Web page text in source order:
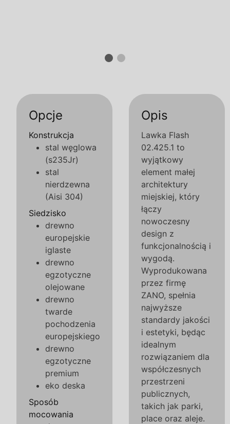
Opcje
Konstrukcja
stal węglowa
(s235Jr)
stal
nierdzewna
(Aisi 304)
Siedzisko
drewno
europejskie
iglaste
drewno
egzotyczne
olejowane
drewno
twarde
pochodzenia
europejskiego
drewno
egzotyczne
premium
eko deska
Sposób
mocowania
Opis
Lawka Flash
02.425.1 to
wyjątkowy
element małej
architektury
miejskiej, który
łączy
nowoczesny
design z
funkcjonalnością i
wygodą.
Wyprodukowana
przez firmę
ZANO, spełnia
najwyższe
standardy jakości
i estetyki, będąc
idealnym
rozwiązaniem dla
współczesnych
przestrzeni
publicznych,
takich jak parki,
place oraz aleje.